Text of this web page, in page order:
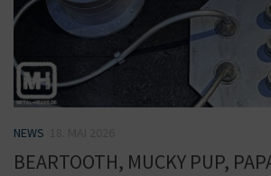
NEWS
BEARTOOTH, MUCKY PUP,